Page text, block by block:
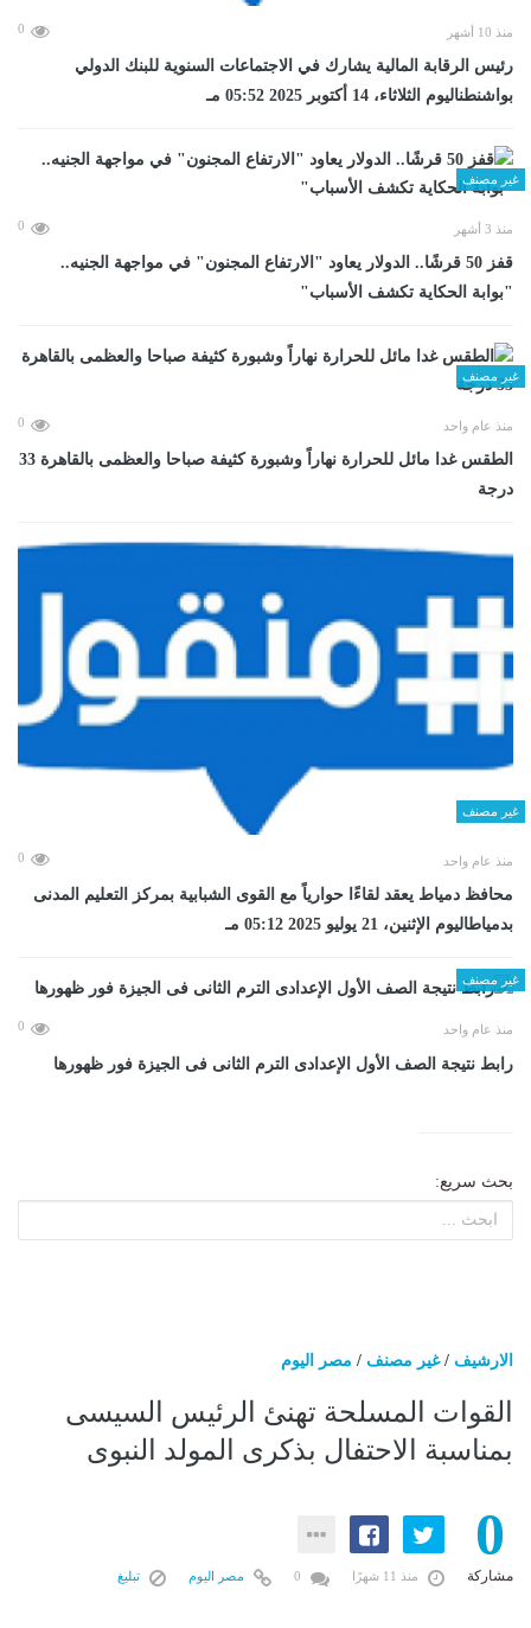
منذ 10 أشهر 0
رئيس الرقابة المالية يشارك في الاجتماعات السنوية للبنك الدولي
بواشنطناليوم الثلاثاء، 14 أكتوبر 2025 05:52 مـ
غير مصنف
منذ 3 أشهر 0
قفز 50 قرشًا.. الدولار يعاود "الارتفاع المجنون" في مواجهة الجنيه..
"بوابة الحكاية تكشف الأسباب"
غير مصنف
منذ عام واحد 0
الطقس غدا مائل للحرارة نهاراً وشبورة كثيفة صباحا والعظمى بالقاهرة 33
درجة
غير مصنف
منذ عام واحد 0
محافظ دمياط يعقد لقاءًا حوارياً مع القوى الشبابية بمركز التعليم المدنى
بدمياطاليوم الإثنين، 21 يوليو 2025 05:12 مـ
غير مصنف
منذ عام واحد 0
رابط نتيجة الصف الأول الإعدادى الترم الثانى فى الجيزة فور ظهورها
بحث سريع:
الارشيف /غير مصنف / مصر اليوم
القوات المسلحة تهنئ الرئيس السيسى
بمناسبة الاحتفال بذكرى المولد النبوى
0
مشاركة منذ 11 شهرًا مصر اليوم تبليغ